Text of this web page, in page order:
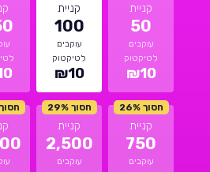
קניית
50
עוקבים
לטיקטוק
₪10
קניית
100
עוקבים
לטיקטוק
₪10
קניית
750
עוקבים
חסוך 26%
קניית
2,500
עוקבים
חסוך 29% חסוך